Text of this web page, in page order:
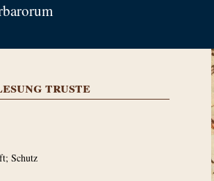
truste
Schutz